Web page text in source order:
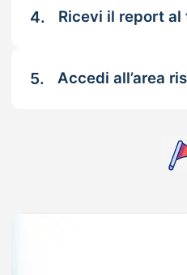
4. Ricevi il report
5. Accedi all’area